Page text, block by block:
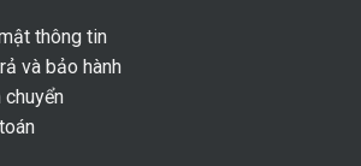
thông tin
và bảo hành
chuyển